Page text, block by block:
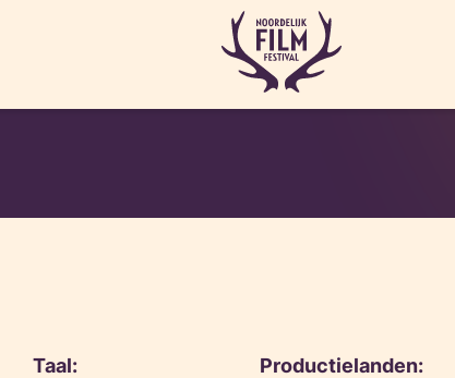
Taal:
Productielanden: